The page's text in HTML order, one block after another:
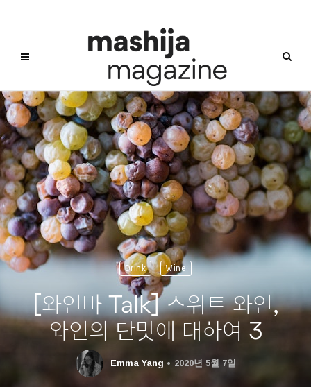
Drink Wine
[와인바 Talk] 스위트 와인,
와인의 단맛에 대하여 3
Emma Yang 2020년 5월 7일